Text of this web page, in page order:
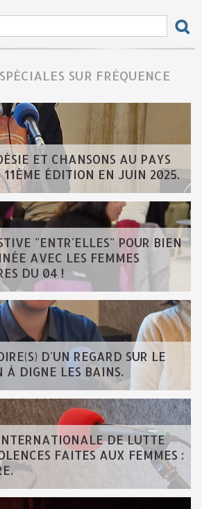
SUR FRÉQUENCE
ET CHANSONS AU PAYS
11ÈME ÉDITION EN JUIN 2025.
"ENTR'ELLES" POUR BIEN
AVEC LES FEMMES
DU 04 !
D'UN REGARD SUR LE
DIGNE LES BAINS.
DE LUTTE
FAITES AUX FEMMES :